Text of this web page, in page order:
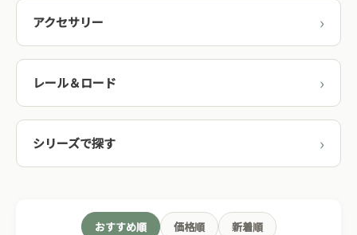
アクセサリー
レール＆ロード
シリーズで探す
おすすめ順 価格順 新着順